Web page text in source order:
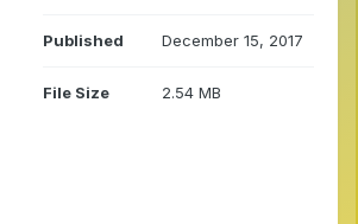
Published December 15, 2017
File Size 2.54 MB